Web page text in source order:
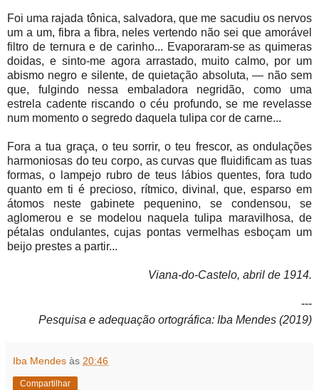
Foi uma rajada tônica, salvadora, que me sacudiu os nervos
um a um, fibra a fibra, neles vertendo não sei que amorável
filtro de ternura e de carinho... Evaporaram-se as quimeras
doidas, e sinto-me agora arrastado, muito calmo, por um
abismo negro e silente, de quietação absoluta, — não sem
que, fulgindo nessa embaladora negridão, como uma
estrela cadente riscando o céu profundo, se me revelasse
num momento o segredo daquela tulipa cor de carne...
Fora a tua graça, o teu sorrir, o teu frescor, as ondulações
harmoniosas do teu corpo, as curvas que fluidificam as tuas
formas, o lampejo rubro de teus lábios quentes, fora tudo
quanto em ti é precioso, rítmico, divinal, que, esparso em
átomos neste gabinete pequenino, se condensou, se
aglomerou e se modelou naquela tulipa maravilhosa, de
pétalas ondulantes, cujas pontas vermelhas esboçam um
beijo prestes a partir...
Viana-do-Castelo, abril de 1914.
---
Pesquisa e adequação ortográfica: Iba Mendes (2019)
Iba Mendes às 20:46
Compartilhar